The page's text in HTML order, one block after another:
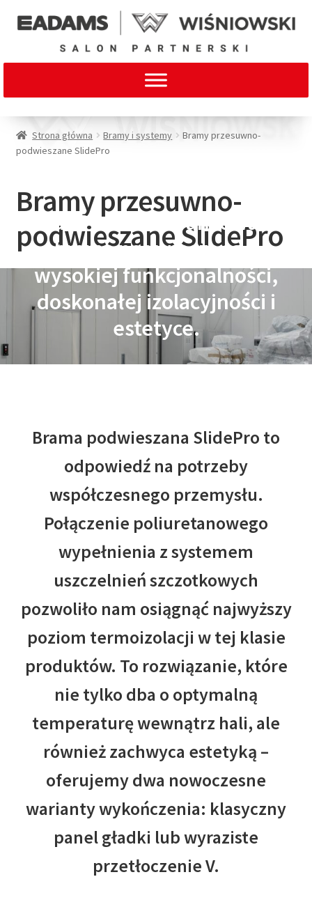
Strona główna Bramy i systemy
Bramy przesuwno-
podwieszane SlidePro
Bramy przesuwno-
podwieszane SlidePro
SlidePro to zaawansowana
brama podwieszana o
wysokiej funkcjonalności,
doskonałej izolacyjności i
estetyce.
Brama podwieszana SlidePro to
odpowiedź na potrzeby
współczesnego przemysłu.
Połączenie poliuretanowego
wypełnienia z systemem
uszczelnień szczotkowych
pozwoliło nam osiągnąć najwyższy
poziom termoizolacji w tej klasie
produktów. To rozwiązanie, które
nie tylko dba o optymalną
temperaturę wewnątrz hali, ale
również zachwyca estetyką –
oferujemy dwa nowoczesne
warianty wykończenia: klasyczny
panel gładki lub wyraziste
przetłoczenie V.